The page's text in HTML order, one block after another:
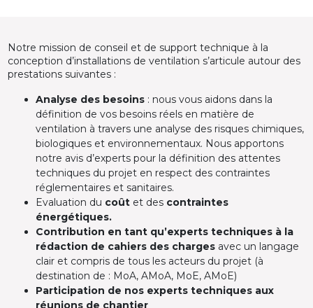
Notre mission de conseil et de support technique à la
conception d’installations de ventilation s’articule autour des
prestations suivantes :
Analyse des besoins : nous vous aidons dans la
définition de vos besoins réels en matière de
ventilation à travers une analyse des risques chimiques,
biologiques et environnementaux. Nous apportons
notre avis d’experts pour la définition des attentes
techniques du projet en respect des contraintes
réglementaires et sanitaires.
Evaluation du coût et des contraintes
énergétiques.
Contribution en tant qu’experts techniques à la
rédaction de cahiers des charges avec un langage
clair et compris de tous les acteurs du projet (à
destination de : MoA, AMoA, MoE, AMoE)
Participation de nos experts techniques aux
réunions de chantier